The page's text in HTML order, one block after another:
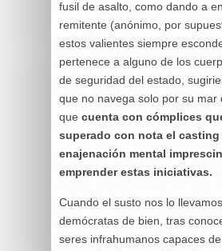
fusil de asalto, como dando a
remitente (anónimo, por
estos valientes siempre
pertenece a alguno de los
de seguridad del estado,
que no navega solo por su mar
que cuenta con cómplices
superado con nota el casting
enajenación mental
emprender estas iniciativas.
Cuando el susto nos lo
demócratas de bien, tras
seres infrahumanos capaces